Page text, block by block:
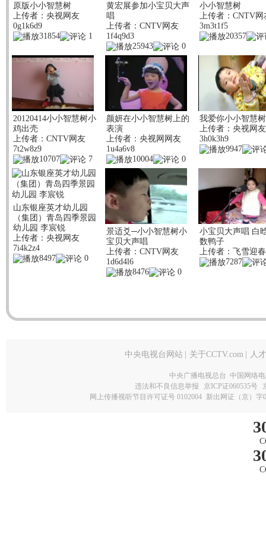
原版小小智慧树
上传者： 央视网友
0g1k6d9
31854
1
黄宏展参加小宝贝大声
唱
上传者： CNTV网友
1f4q9d3
25943
0
小小智慧树
上传者： CNTV网
3m3t1f5
20357
20120414小小智慧树小
鸡出壳
上传者： CNTV网友
7t2w8z9
10707
7
颜妍在小小智慧树上的
表演
上传者： 央视网网友
1u4a6v8
10004
0
我爱你小小智慧树
上传者： 央视网友
3h0k3h9
9947
山东银座英才幼儿园
（集团）青岛四季景园
幼儿园 李宸锐
上传者： 央视网友
7i4k2z4
8497
0
景适爻─小小智慧树小
宝贝大声唱
上传者： CNTV网友
1d6d4l6
8476
0
小宝贝大声唱 白
数鸭子
上传者：
飞雪迎
7287
中央电视台网站 关于CCTV.com 人
中央广播电视总台 中国网络
违法和不良信息举报
京ICP证060535号
网上传播视听节目许可证号 0102004 新出网证（京）